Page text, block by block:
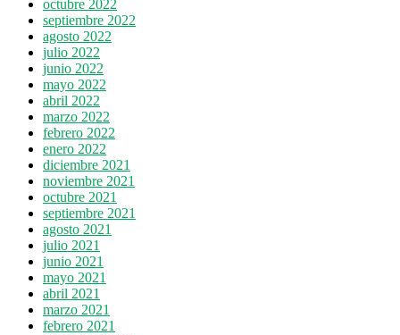
octubre 2022
septiembre 2022
agosto 2022
julio 2022
junio 2022
mayo 2022
abril 2022
marzo 2022
febrero 2022
enero 2022
diciembre 2021
noviembre 2021
octubre 2021
septiembre 2021
agosto 2021
julio 2021
junio 2021
mayo 2021
abril 2021
marzo 2021
febrero 2021